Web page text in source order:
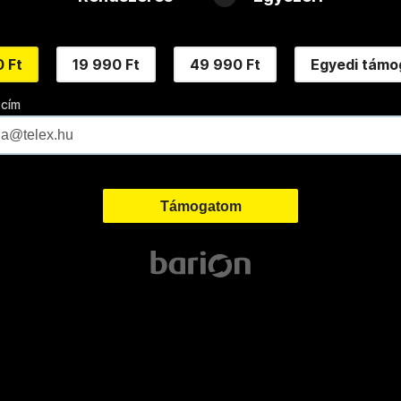
Ft 19 990 Ft 49 990 Ft Egyedi